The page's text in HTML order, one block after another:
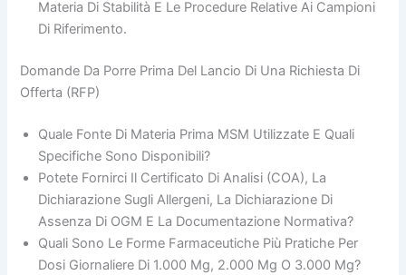
Materia Di Stabilità E Le Procedure Relative Ai Campioni
Di Riferimento.
Domande Da Porre Prima Del Lancio Di Una Richiesta Di
Offerta (RFP)
Quale Fonte Di Materia Prima MSM Utilizzate E Quali
Specifiche Sono Disponibili?
Potete Fornirci Il Certificato Di Analisi (COA), La
Dichiarazione Sugli Allergeni, La Dichiarazione Di
Assenza Di OGM E La Documentazione Normativa?
Quali Sono Le Forme Farmaceutiche Più Pratiche Per
Dosi Giornaliere Di 1.000 Mg, 2.000 Mg O 3.000 Mg?